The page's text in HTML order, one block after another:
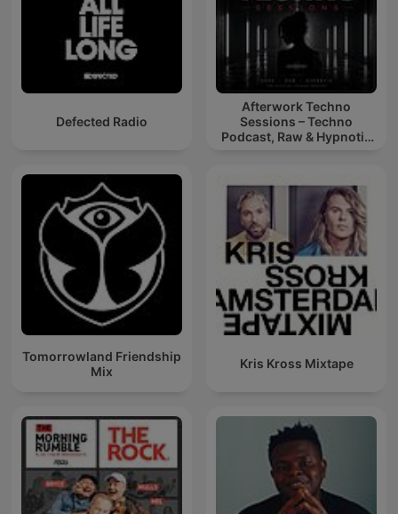
Defected Radio
Afterwork Techno
Sessions – Techno
Podcast, Raw & Hypnotic
Tomorrowland Friendship
Mix
Kris Kross Mixtape